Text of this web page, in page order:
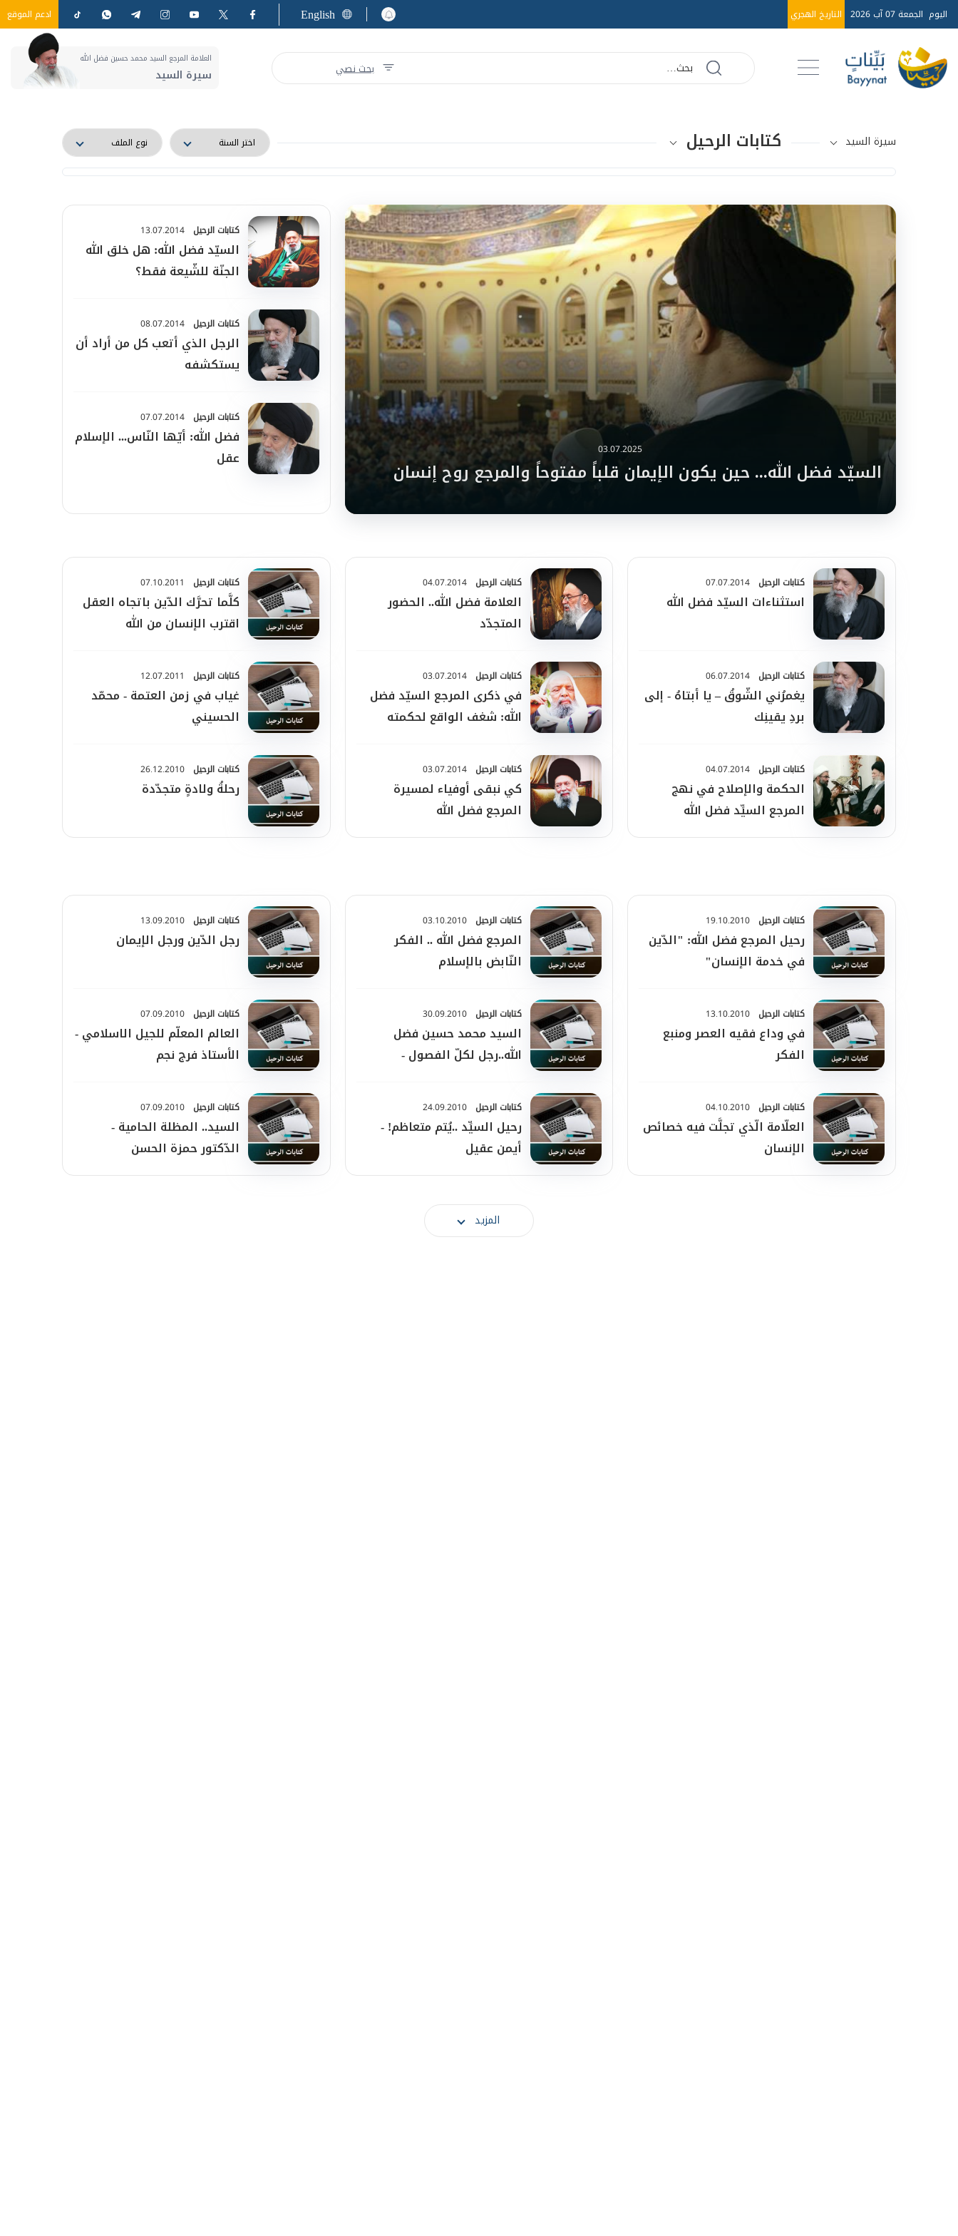
اليوم الجمعة 07 آب 2026 التاريخ الهجري English ادعم الموقع
بحث نصي
العلامة المرجع السيد محمد حسين فضل الله
سيرة السيد
سيرة السيد كتابات الرحيل
03.07.2025
السيّد فضل الله... حين يكون الإيمان قلباً مفتوحاً والمرجع روح إنسان
كتابات الرحيل 13.07.2014
السيّد فضل الله: هل خلق الله
الجنّة للشّيعة فقط؟
كتابات الرحيل 08.07.2014
الرجل الذي أتعب كل من أراد أن
يستكشفه
كتابات الرحيل 07.07.2014
فضل الله: أيّها النّاس... الإسلام
عقل
كتابات الرحيل 07.07.2014
استثناءات السيّد فضل الله
كتابات الرحيل 06.07.2014
يغمرُني الشّوقُ – يا أبتاهُ - إلى
بردِ يقينِك
كتابات الرحيل 04.07.2014
الحكمة والإصلاح في نهج
المرجع السيِّد فضل الله
كتابات الرحيل 04.07.2014
العلامة فضل الله.. الحضور
المتجدّد
كتابات الرحيل 03.07.2014
في ذكرى المرجع السيّد فضل
الله: شغف الواقع لحكمته
كتابات الرحيل 03.07.2014
كي نبقى أوفياء لمسيرة
المرجع فضل الله
كتابات الرحيل 07.10.2011
كلَّما تحرَّك الدّين باتجاه العقل
اقترب الإنسان من الله
كتابات الرحيل 12.07.2011
غياب في زمن العتمة - محمّد
الحسيني
كتابات الرحيل 26.12.2010
رحلةُ ولادةٍ متجدّدة
كتابات الرحيل 19.10.2010
رحيل المرجع فضل الله: "الدّين
في خدمة الإنسان"
كتابات الرحيل 13.10.2010
في وداع فقيه العصر ومنبع
الفكر
كتابات الرحيل 04.10.2010
العلّامة الّذي تجلَّت فيه خصائص
الإنسان
كتابات الرحيل 03.10.2010
المرجع فضل الله .. الفكر
النّابض بالإسلام
كتابات الرحيل 30.09.2010
السيد محمد حسين فضل
الله..رجل لكلّ الفصول -
كتابات الرحيل 24.09.2010
رحيل السيِّد ..يُتم متعاظم! -
أيمن عقيل
كتابات الرحيل 13.09.2010
رجل الدّين ورجل الإيمان
كتابات الرحيل 07.09.2010
العالم المعلّم للجيل الاسلامي -
الأستاذ فرج نجم
كتابات الرحيل 07.09.2010
السيد.. المظلة الحامية -
الدّكتور حمزة الحسن
المزيد